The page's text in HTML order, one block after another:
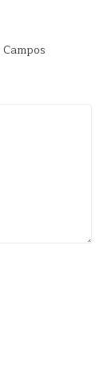
Campos